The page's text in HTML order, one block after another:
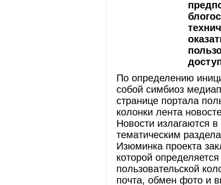
По определению
собой симбиоз
странице портала
колонки лента
Новости излагаются
тематическим
Изюминка проекта
которой
пользовательской
почта, обмен фото и